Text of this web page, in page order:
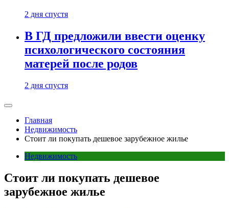
2 дня спустя
В ГД предложили ввести оценку
психологического состояния
матерей после родов
2 дня спустя
Главная
Недвижимость
Стоит ли покупать дешевое зарубежное жилье
Недвижимость
Стоит ли покупать дешевое
зарубежное жилье